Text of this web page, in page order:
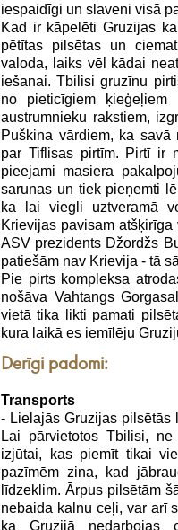
iespaidīgi un slaveni visā
Kad ir kāpelēti Gruzijas
pētītas pilsētas un
valoda, laiks vēl kādai
iešanai. Tbilisi gruzīnu
no pieticīgiem
austrumnieku rakstiem,
Puškina vārdiem, ka
par Tiflisas pirtīm. Pirtī ir
pieejami masiera
sarunas un tiek pieņemti
ka lai viegli uztveramā
Krievijas pavisam
ASV prezidents Džordžs
patiešām nav Krievija - tā
Pie pirts kompleksa
nošāva Vahtangs
vietā tika likti pamati
kura laikā es iemīlēju
Derīgi padomi:
Transports
- Lielajās Gruzijas pilsētās
Lai pārvietotos Tbilisi,
izjūtai, kas piemīt tikai
pazīmēm zina, kad
līdzeklim. Ārpus pilsētām
nebaida kalnu ceļi, var arī
ka Gruzijā